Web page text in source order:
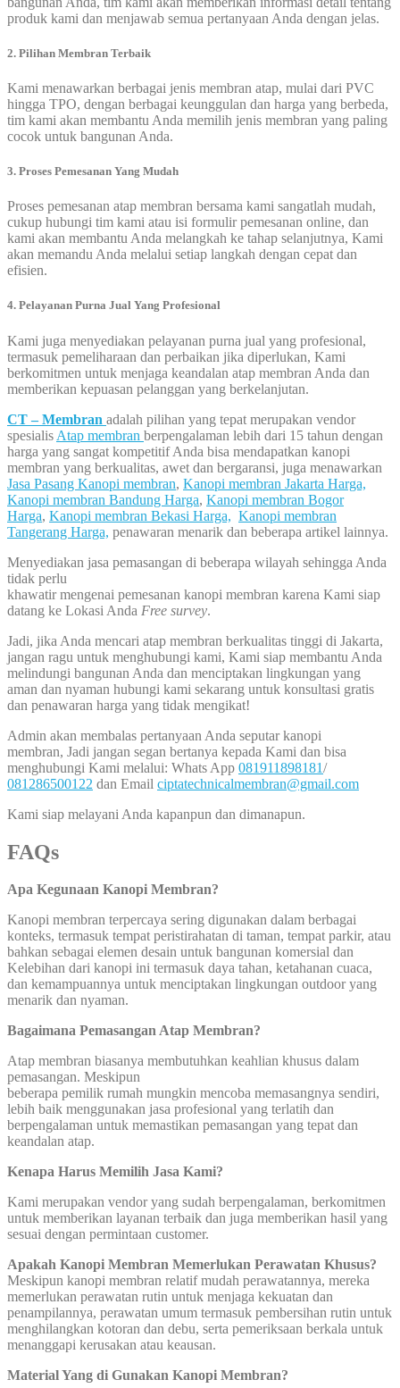
produk kami dan menjawab semua pertanyaan Anda dengan jelas.
2. Pilihan Membran Terbaik
Kami menawarkan berbagai jenis membran atap, mulai dari PVC
hingga TPO, dengan berbagai keunggulan dan harga yang berbeda,
tim kami akan membantu Anda memilih jenis membran yang paling
cocok untuk bangunan Anda.
3. Proses Pemesanan Yang Mudah
Proses pemesanan atap membran bersama kami sangatlah mudah,
cukup hubungi tim kami atau isi formulir pemesanan online, dan
kami akan membantu Anda melangkah ke tahap selanjutnya, Kami
akan memandu Anda melalui setiap langkah dengan cepat dan
efisien.
4. Pelayanan Purna Jual Yang Profesional
Kami juga menyediakan pelayanan purna jual yang profesional,
termasuk pemeliharaan dan perbaikan jika diperlukan, Kami
berkomitmen untuk menjaga keandalan atap membran Anda dan
memberikan kepuasan pelanggan yang berkelanjutan.
CT – Membran adalah pilihan yang tepat merupakan vendor
spesialis Atap membran berpengalaman lebih dari 15 tahun dengan
harga yang sangat kompetitif Anda bisa mendapatkan kanopi
membran yang berkualitas, awet dan bergaransi, juga menawarkan
Jasa Pasang Kanopi membran, Kanopi membran Jakarta Harga,
Kanopi membran Bandung Harga, Kanopi membran Bogor
Harga, Kanopi membran Bekasi Harga, Kanopi membran
Tangerang Harga, penawaran menarik dan beberapa artikel lainnya.
Menyediakan jasa pemasangan di beberapa wilayah sehingga Anda
tidak perlu
khawatir mengenai pemesanan kanopi membran karena Kami siap
datang ke Lokasi Anda Free survey.
Jadi, jika Anda mencari atap membran berkualitas tinggi di Jakarta,
jangan ragu untuk menghubungi kami, Kami siap membantu Anda
melindungi bangunan Anda dan menciptakan lingkungan yang
aman dan nyaman hubungi kami sekarang untuk konsultasi gratis
dan penawaran harga yang tidak mengikat!
Admin akan membalas pertanyaan Anda seputar kanopi
membran, Jadi jangan segan bertanya kepada Kami dan bisa
menghubungi Kami melalui: Whats App 081911898181/
081286500122 dan Email ciptatechnicalmembran@gmail.com
Kami siap melayani Anda kapanpun dan dimanapun.
FAQs
Apa Kegunaan Kanopi Membran?
Kanopi membran terpercaya sering digunakan dalam berbagai
konteks, termasuk tempat peristirahatan di taman, tempat parkir, atau
bahkan sebagai elemen desain untuk bangunan komersial dan
Kelebihan dari kanopi ini termasuk daya tahan, ketahanan cuaca,
dan kemampuannya untuk menciptakan lingkungan outdoor yang
menarik dan nyaman.
Bagaimana Pemasangan Atap Membran?
Atap membran biasanya membutuhkan keahlian khusus dalam
pemasangan. Meskipun
beberapa pemilik rumah mungkin mencoba memasangnya sendiri,
lebih baik menggunakan jasa profesional yang terlatih dan
berpengalaman untuk memastikan pemasangan yang tepat dan
keandalan atap.
Kenapa Harus Memilih Jasa Kami?
Kami merupakan vendor yang sudah berpengalaman, berkomitmen
untuk memberikan layanan terbaik dan juga memberikan hasil yang
sesuai dengan permintaan customer.
Apakah Kanopi Membran Memerlukan Perawatan Khusus?
Meskipun kanopi membran relatif mudah perawatannya, mereka
memerlukan perawatan rutin untuk menjaga kekuatan dan
penampilannya, perawatan umum termasuk pembersihan rutin untuk
menghilangkan kotoran dan debu, serta pemeriksaan berkala untuk
menanggapi kerusakan atau keausan.
Material Yang di Gunakan Kanopi Membran?